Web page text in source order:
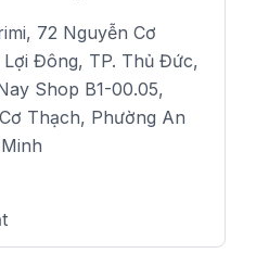
72 Nguyễn Cơ
Đông, TP. Thủ Đức,
Shop B1-00.05,
Thạch, Phường An